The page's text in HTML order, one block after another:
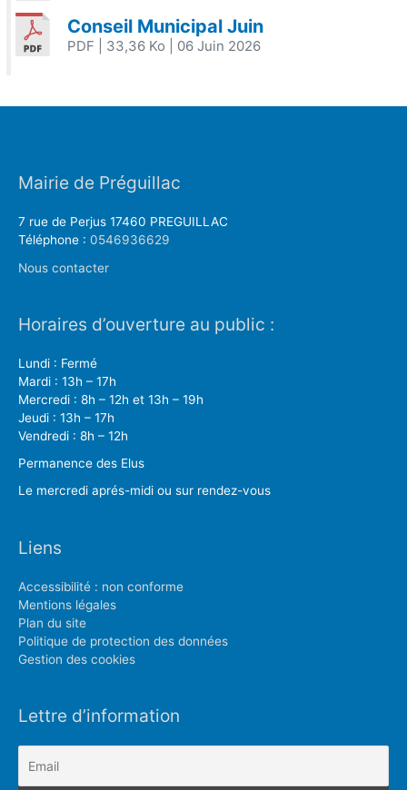
Conseil Municipal Juin
PDF | 33,36 Ko | 06 Juin 2026
Mairie de Préguillac
7 rue de Perjus 17460 PREGUILLAC
Téléphone : 0546936629
Nous contacter
Horaires d’ouverture au public :
Lundi : Fermé
Mardi : 13h – 17h
Mercredi : 8h – 12h et 13h – 19h
Jeudi : 13h – 17h
Vendredi : 8h – 12h
Permanence des Elus
Le mercredi aprés-midi ou sur rendez-vous
Liens
Accessibilité : non conforme
Mentions légales
Plan du site
Politique de protection des données
Gestion des cookies
Lettre d’information